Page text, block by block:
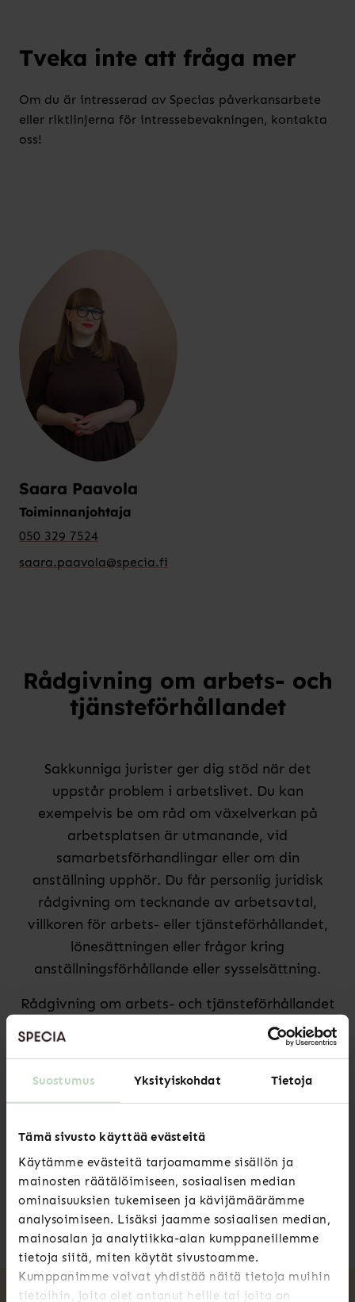
Suostumus Yksityiskohdat Tietoja
Tämä sivusto käyttää evästeitä
Käytämme evästeitä tarjoamamme sisällön ja
mainosten räätälöimiseen, sosiaalisen median
ominaisuuksien tukemiseen ja kävijämäärämme
analysoimiseen. Lisäksi jaamme sosiaalisen median,
mainosalan ja analytiikka-alan kumppaneillemme
tietoja siitä, miten käytät sivustoamme.
Kumppanimme voivat yhdistää näitä tietoja muihin
tietoihin, joita olet antanut heille tai joita on
Tveka inte att fråga mer
Om du är intresserad av Specias påverkansarbete
eller riktlinjerna för intressebevakningen, kontakta
oss!
Saara Paavola
Toiminnanjohtaja
050 329 7524
saara.paavola@specia.fi
Rådgivning om arbets- och
tjänsteförhållandet
Sakkunniga jurister ger dig stöd när det
uppstår problem i arbetslivet. Du kan
exempelvis be om råd om växelverkan på
arbetsplatsen är utmanande, vid
samarbetsförhandlingar eller om din
anställning upphör. Du får personlig juridisk
rådgivning om tecknande av arbetsavtal,
villkoren för arbets- eller tjänsteförhållandet,
lönesättningen eller frågor kring
anställningsförhållande eller sysselsättning.
Rådgivning om arbets- och tjänsteförhållandet
tillhandahålls för våra medlemmar av vår
takorganisation Akavas Specialorganisationer.
avtalssektorer är insatta de ständigt
arbetslivet.
KONTAKTA RÅDGIVNINGEN